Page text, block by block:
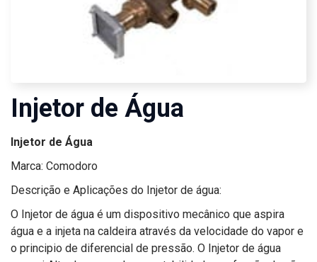
Injetor de Água
Injetor de Água
Marca: Comodoro
Descrição e Aplicações do Injetor de água:
O Injetor de água é um dispositivo mecânico que aspira
água e a injeta na caldeira através da velocidade do vapor e
o principio de diferencial de pressão. O Injetor de água